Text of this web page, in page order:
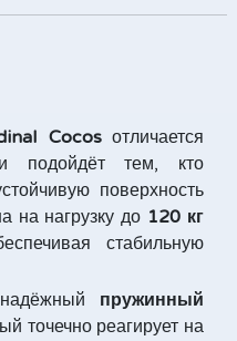
Cocosотличается
подойдёт тем, кто
поверхность
на нагрузку до 120 кг
стабильную
пружинный
точечно реагирует на